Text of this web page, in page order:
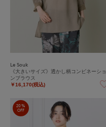
Le Souk
《大きいサイズ》透かし柄コンビネーショ
ンブラウス
￥16,170(税込)
20%
OFF